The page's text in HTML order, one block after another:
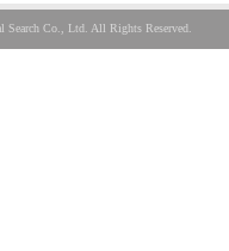
Search Co., Ltd. All Rights Reserved.